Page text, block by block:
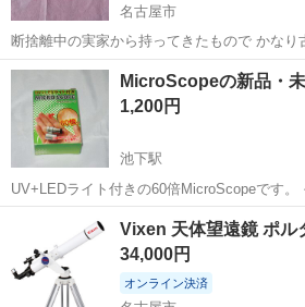
名古屋市
断捨離中の実家から持ってきたもので かなり
レンズはまだ使えるんじゃないかと思います
動作確認もしておりませんが 自分で組み立て
という方にお譲...
愛知 名古屋市 望遠鏡、顕微鏡
MicroScopeの新品・
1,200円
池下駅
UV+LEDライト付きの60倍MicroScopeです。 その他、ご質問等ござい
ましたらお気軽にご連絡ください。
名古屋市 池下駅 望遠鏡、顕
Vixen 天体望遠鏡 ポル
34,000円
オンライン決済